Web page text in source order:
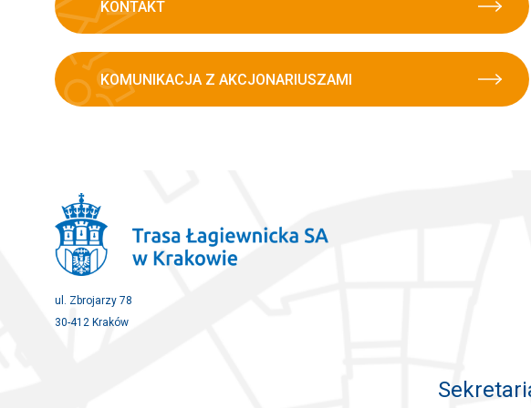
KONTAKT
KOMUNIKACJA Z AKCJONARIUSZAMI
ul. Zbrojarzy 78
30-412 Kraków